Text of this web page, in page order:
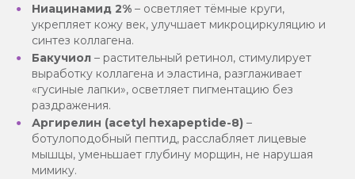
Ниацинамид 2% – осветляет тёмные круги,
укрепляет кожу век, улучшает микроциркуляцию и
синтез коллагена.
Бакучиол – растительный ретинол, стимулирует
выработку коллагена и эластина, разглаживает
«гусиные лапки», осветляет пигментацию без
раздражения.
Аргирелин (acetyl hexapeptide-8) –
ботулоподобный пептид, расслабляет лицевые
мышцы, уменьшает глубину морщин, не нарушая
мимику.